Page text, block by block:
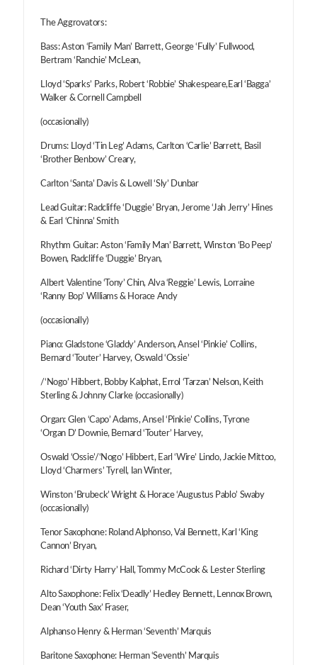
The Aggrovators:
Bass: Aston ‘Family Man’ Barrett, George ‘Fully’ Fullwood,
Bertram ‘Ranchie’ McLean,
Lloyd ‘Sparks’ Parks, Robert ‘Robbie’ Shakespeare,Earl ‘Bagga’
Walker & Cornell Campbell
(occasionally)
Drums: Lloyd ‘Tin Leg’ Adams, Carlton ‘Carlie’ Barrett, Basil
‘Brother Benbow’ Creary,
Carlton ‘Santa’ Davis & Lowell ‘Sly’ Dunbar
Lead Guitar: Radcliffe ‘Duggie’ Bryan, Jerome ‘Jah Jerry’ Hines
& Earl ‘Chinna’ Smith
Rhythm Guitar: Aston ‘Family Man’ Barrett, Winston ‘Bo Peep’
Bowen, Radcliffe ‘Duggie’ Bryan,
Albert Valentine ‘Tony’ Chin, Alva ‘Reggie’ Lewis, Lorraine
‘Ranny Bop’ Williams & Horace Andy
(occasionally)
Piano: Gladstone ‘Gladdy’ Anderson, Ansel ‘Pinkie’ Collins,
Bernard ‘Touter’ Harvey, Oswald ‘Ossie’
/‘Nogo’ Hibbert, Bobby Kalphat, Errol ‘Tarzan’ Nelson, Keith
Sterling & Johnny Clarke (occasionally)
Organ: Glen ‘Capo’ Adams, Ansel ‘Pinkie’ Collins, Tyrone
‘Organ D’ Downie, Bernard ‘Touter’ Harvey,
Oswald ‘Ossie’/‘Nogo’ Hibbert, Earl ‘Wire’ Lindo, Jackie Mittoo,
Lloyd ‘Charmers’ Tyrell, Ian Winter,
Winston ‘Brubeck’ Wright & Horace ‘Augustus Pablo’ Swaby
(occasionally)
Tenor Saxophone: Roland Alphonso, Val Bennett, Karl ‘King
Cannon’ Bryan,
Richard ‘Dirty Harry’ Hall, Tommy McCook & Lester Sterling
Alto Saxophone: Felix ‘Deadly’ Hedley Bennett, Lennox Brown,
Dean ‘Youth Sax’ Fraser,
Alphanso Henry & Herman ‘Seventh’ Marquis
Baritone Saxophone: Herman ‘Seventh’ Marquis